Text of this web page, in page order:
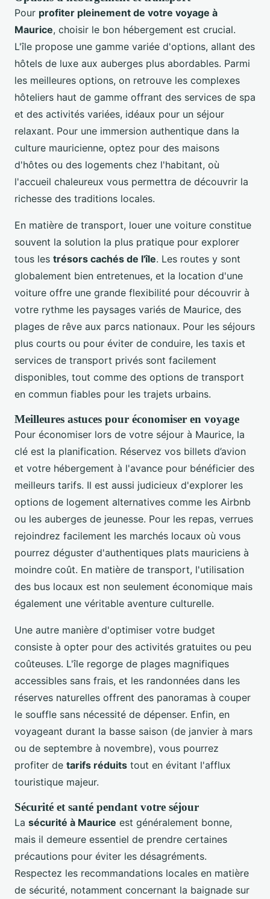
Pour profiter pleinement de votre voyage à
Maurice, choisir le bon hébergement est crucial.
L'île propose une gamme variée d'options, allant des
hôtels de luxe aux auberges plus abordables. Parmi
les meilleures options, on retrouve les complexes
hôteliers haut de gamme offrant des services de spa
et des activités variées, idéaux pour un séjour
relaxant. Pour une immersion authentique dans la
culture mauricienne, optez pour des maisons
d'hôtes ou des logements chez l'habitant, où
l'accueil chaleureux vous permettra de découvrir la
richesse des traditions locales.
En matière de transport, louer une voiture constitue
souvent la solution la plus pratique pour explorer
tous les trésors cachés de l'île. Les routes y sont
globalement bien entretenues, et la location d'une
voiture offre une grande flexibilité pour découvrir à
votre rythme les paysages variés de Maurice, des
plages de rêve aux parcs nationaux. Pour les séjours
plus courts ou pour éviter de conduire, les taxis et
services de transport privés sont facilement
disponibles, tout comme des options de transport
en commun fiables pour les trajets urbains.
Meilleures astuces pour économiser en voyage
Pour économiser lors de votre séjour à Maurice, la
clé est la planification. Réservez vos billets d’avion
et votre hébergement à l'avance pour bénéficier des
meilleurs tarifs. Il est aussi judicieux d'explorer les
options de logement alternatives comme les Airbnb
ou les auberges de jeunesse. Pour les repas, verrues
rejoindrez facilement les marchés locaux où vous
pourrez déguster d'authentiques plats mauriciens à
moindre coût. En matière de transport, l'utilisation
des bus locaux est non seulement économique mais
également une véritable aventure culturelle.
Une autre manière d'optimiser votre budget
consiste à opter pour des activités gratuites ou peu
coûteuses. L'île regorge de plages magnifiques
accessibles sans frais, et les randonnées dans les
réserves naturelles offrent des panoramas à couper
le souffle sans nécessité de dépenser. Enfin, en
voyageant durant la basse saison (de janvier à mars
ou de septembre à novembre), vous pourrez
profiter de tarifs réduits tout en évitant l'afflux
touristique majeur.
Sécurité et santé pendant votre séjour
La sécurité à Maurice est généralement bonne,
mais il demeure essentiel de prendre certaines
précautions pour éviter les désagréments.
Respectez les recommandations locales en matière
de sécurité, notamment concernant la baignade sur